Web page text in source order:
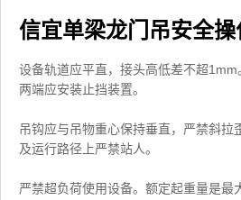
信宜单梁龙门吊安全
设备轨道应平直，接头高低差不超
两端应安装止挡装置。
吊钩应与吊物重心保持垂直，严禁斜拉
及运行路径上严禁站人。
严禁超负荷使用设备。额定起重量是最